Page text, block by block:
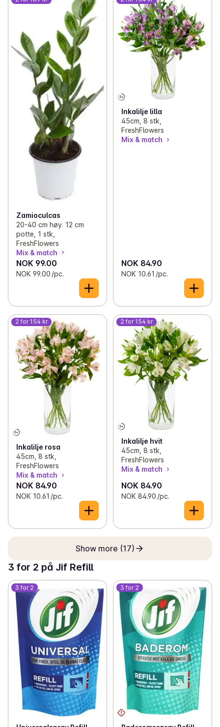
Zamioculcas
20-40 cm høy. 12 cm
potte, 1 stk,
FreshFlowers
Mix & match
NOK 99.00
NOK 99.00 /pc.
Inkalilje lilla
45cm, 8 stk,
FreshFlowers
Mix & match
NOK 84.90
NOK 10.61 /pc.
2 for 154 kr
Inkalilje rosa
45cm, 8 stk,
FreshFlowers
Mix & match
NOK 84.90
NOK 10.61 /pc.
2 for 154 kr
Inkalilje hvit
45cm, 8 stk,
FreshFlowers
Mix & match
NOK 84.90
NOK 84.90 /pc.
Show more (17)
3 for 2 på Jif Refill
3 for 2 3 for 2